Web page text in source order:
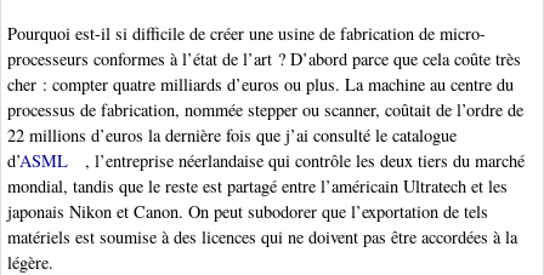
Pourquoi est-il si difficile de créer une usine de fabrication de micro-
processeurs conformes à l’état de l’art ? D’abord parce que cela coûte très
cher : compter quatre milliards d’euros ou plus. La machine au centre du
processus de fabrication, nommée stepper ou scanner, coûtait de l’ordre de
22 millions d’euros la dernière fois que j’ai consulté le catalogue
d’ASML
, l’entreprise néerlandaise qui contrôle les deux tiers du marché
mondial, tandis que le reste est partagé entre l’américain Ultratech et les
japonais Nikon et Canon. On peut subodorer que l’exportation de tels
matériels est soumise à des licences qui ne doivent pas être accordées à la
légère.